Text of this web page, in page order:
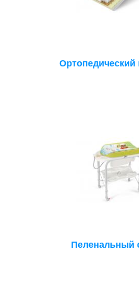
Ортопедический
Пеленальный